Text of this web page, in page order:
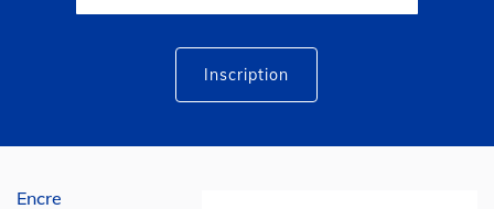
lettre
Inscription
Encre